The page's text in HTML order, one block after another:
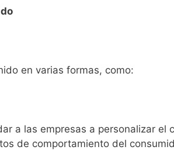
en varias formas, como:
a las empresas a personalizar
de comportamiento del